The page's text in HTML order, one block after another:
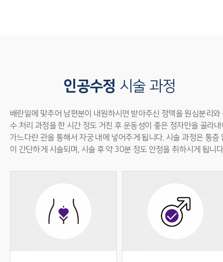
인공수정 시술 과정
배란일에 맞추어 남편분이 내원하시면 받아주신 정액을 원심분리와
수 처리 과정을 한 시간 정도 거친 후 운동성이 좋은 정자만을 골라내
가느다란 관을 통해서 자궁 내에 넣어주게 됩니다. 시술 과정은 통증
이 간단하게 시술되며, 시술 후 약 30분 정도 안정을 취하시게 됩니